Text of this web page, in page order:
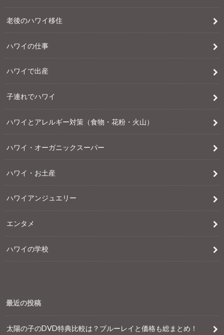
老後のハワイ移住
ハワイの仕事
ハワイで出産
子連れでハワイ
ハワイとアレルギー対策（食物・花粉・火山）
ハワイ・オーガニックスーパー
ハワイ・お土産
ハワイアンジュエリー
エンタメ
ハワイの学校
最近の投稿
太陽の子のDVD特典比較は？ブルーレイと価格も総まとめ！